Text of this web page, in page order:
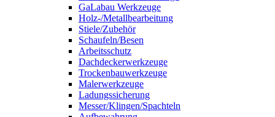
GaLabau Werkzeuge
Holz-/Metallbearbeitung
Stiele/Zubehör
Schaufeln/Besen
Arbeitsschutz
Dachdeckerwerkzeuge
Trockenbauwerkzeuge
Malerwerkzeuge
Ladungssicherung
Messer/Klingen/Spachteln